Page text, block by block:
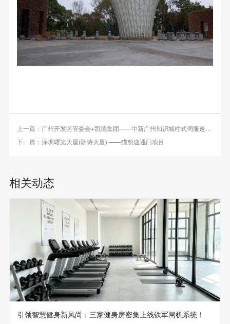
上一篇： 广州开发区管委会+凯德集团——中新广州知识城柱式伺服速通门项目
下一篇： 深圳曙光大厦(朗诗大厦) ——猎豹速通门项目
相关动态
引领智慧健身新风尚：三家健身房密集上线铁军闸机系统！